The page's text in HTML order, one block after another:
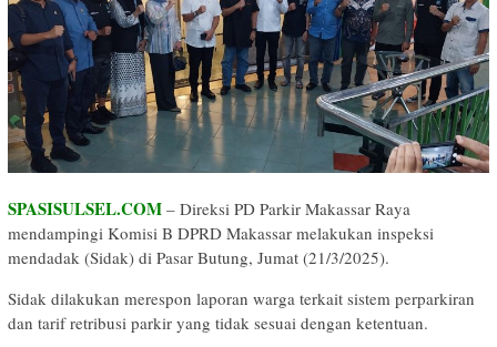
SPASISULSEL.COM – Direksi PD Parkir Makassar Raya
mendampingi Komisi B DPRD Makassar melakukan inspeksi
mendadak (Sidak) di Pasar Butung, Jumat (21/3/2025).
Sidak dilakukan merespon laporan warga terkait sistem perparkiran
dan tarif retribusi parkir yang tidak sesuai dengan ketentuan.